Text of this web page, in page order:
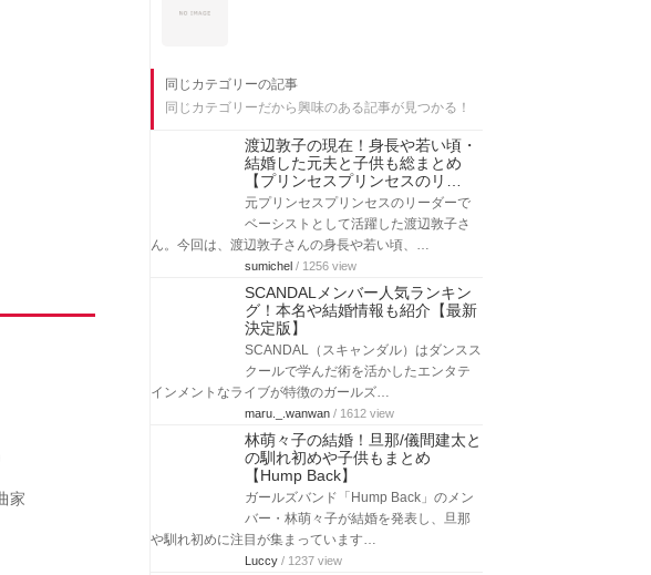
家
同じカテゴリーの記事
同じカテゴリーだから興味のある記事が見つかる！
渡辺敦子の現在！身長や若い頃・
結婚した元夫と子供も総まとめ
【プリンセスプリンセスのリ…
元プリンセスプリンセスのリーダーで
ベーシストとして活躍した渡辺敦子さ
ん。今回は、渡辺敦子さんの身長や若い頃、…
sumichel / 1256 view
SCANDALメンバー人気ランキン
グ！本名や結婚情報も紹介【最新
決定版】
SCANDAL（スキャンダル）はダンスス
クールで学んだ術を活かしたエンタテ
インメントなライブが特徴のガールズ…
maru._.wanwan / 1612 view
林萌々子の結婚！旦那/儀間建太と
の馴れ初めや子供もまとめ
【Hump Back】
ガールズバンド「Hump Back」のメン
バー・林萌々子が結婚を発表し、旦那
や馴れ初めに注目が集まっています…
Luccy / 1237 view